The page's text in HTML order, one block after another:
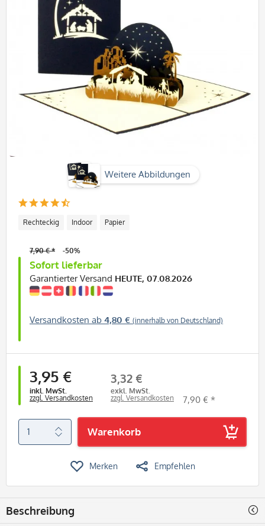
Weitere Abbildungen
Rechteckig Indoor Papier
Sofort lieferbar
Garantierter Versand HEUTE, 07.08.2026
Versandkosten ab 4,80 € (innerhalb von Deutschland)
7,90 € * -50%
3,95 €
inkl. MwSt.
zzgl. Versandkosten
3,32 €
exkl. MwSt.
zzgl. Versandkosten
7,90 € *
Warenkorb
Merken Empfehlen
Beschreibung